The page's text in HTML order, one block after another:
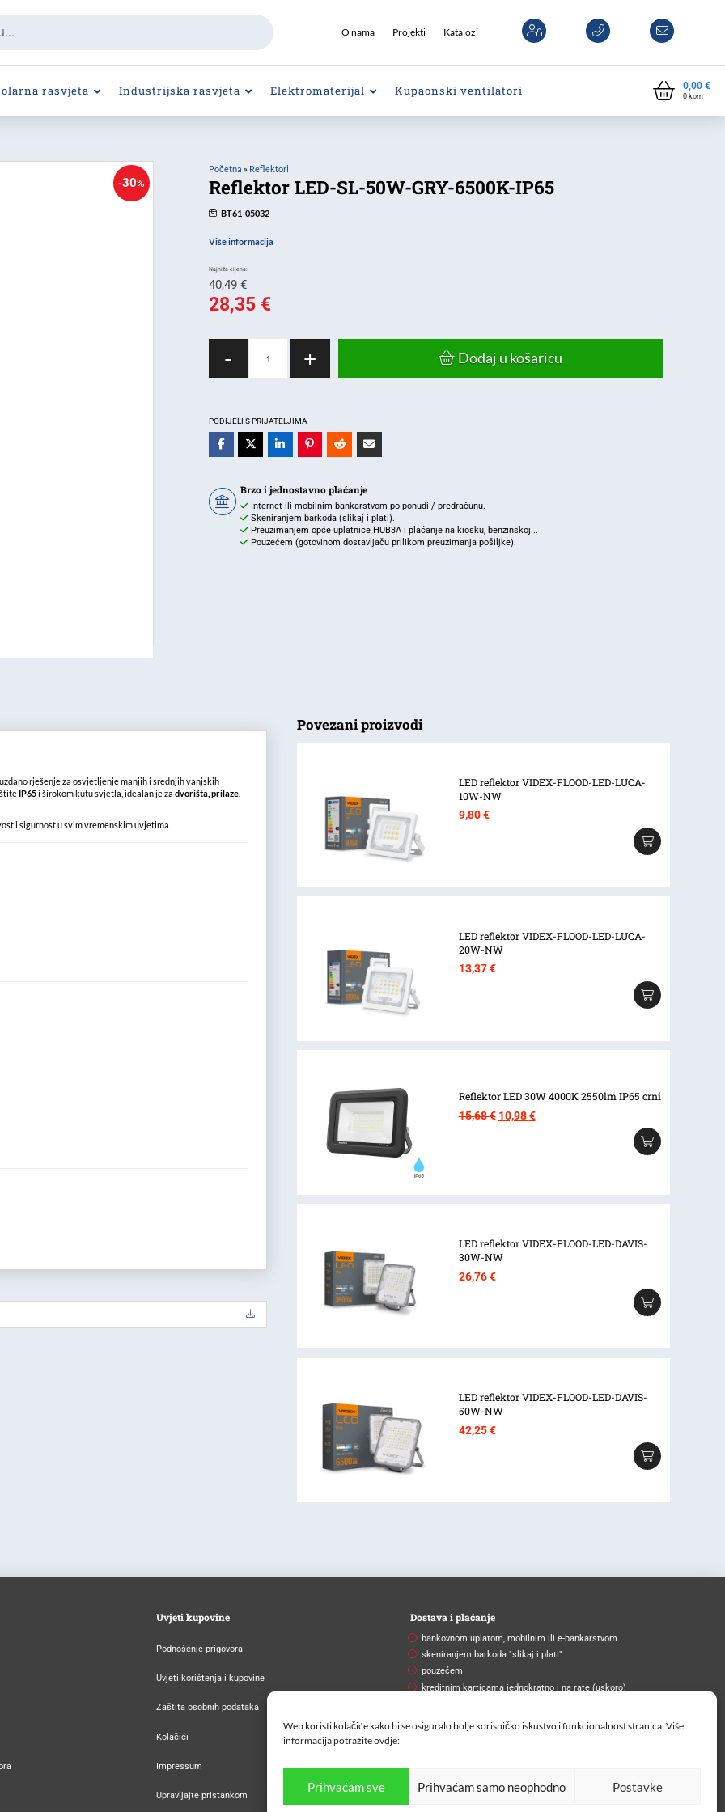
Web koristi kolačiće kako bi se osiguralo bolje korisničko iskustvo i funkcionalnost stranica. Više
informacija potražiteovdje:
Prihvaćam sve Prihvaćam samo neophodno Postavke
O nama Projekti Katalozi
rasvjeta Industrijska rasvjeta Elektromaterijal Kupaonski ventilatori 0,00 €
0kom
-30%
Početna » Reflektori
Reflektor LED-SL-50W-GRY-6500K-IP65
BT61-05032
Više informacija
40,49€Izvorna
cijena
40,49 €.
28,35 €
-
LED-
GRY-
6500K-
IP65
+ Dodaj u košaricu
PODIJELI S PRIJATELJIMA
Brzo i jednostavno plaćanje
Internet ili mobilnim bankarstvom po ponudi / predračunu.
Skeniranjem barkoda (slikaj i plati).
Preuzimanjem opće uplatnice HUB3A i plaćanje na kiosku, benzinskoj...
Pouzećem (gotovinom dostavljaču prilikom preuzimanja pošiljke).
rješenje za osvjetljenje manjih i srednjih vanjskih
IP65i širokom kutu svjetla, idealan je zadvorišta, prilaze,
i sigurnost u svim vremenskim uvjetima.
Povezani proizvodi
LED reflektor VIDEX-FLOOD-LED-LUCA-
10W-NW
9,80€
LED reflektor VIDEX-FLOOD-LED-LUCA-
20W-NW
13,37€
Reflektor LED 30W 4000K 2550lm IP65 crni
15,68€ Izvorna
10,98€Trenutna
LED reflektor VIDEX-FLOOD-LED-DAVIS-
30W-NW
26,76€
LED reflektor VIDEX-FLOOD-LED-DAVIS-
50W-NW
42,25€
Uvjeti kupovine
Podnošenje prigovora
Uvjeti korištenja i kupovine
Zaštita osobnih podataka
Kolačići
Impressum
Upravljajte pristankom
Dostava i plaćanje
bankovnom uplatom, mobilnim ili e-bankarstvom
skeniranjem barkoda "slikaj i plati"
pouzećem
kreditnim karticama jednokratno i na rate (uskoro)
Na vašu adresu ili na paketomat.